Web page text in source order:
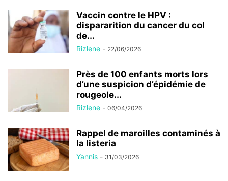
Vaccin contre le HPV :
dispararition du cancer du col
de...
Rizlene - 22/06/2026
Près de 100 enfants morts lors
d’une suspicion d’épidémie de
rougeole...
Rizlene - 06/04/2026
Rappel de maroilles contaminés à
la listeria
Yannis - 31/03/2026